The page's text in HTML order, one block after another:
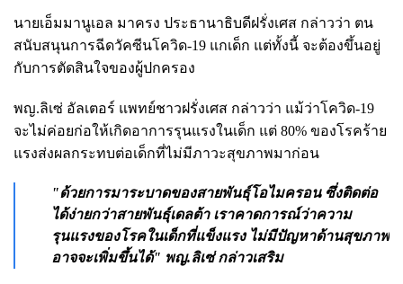
นายเอ็มมานูเอล มาครง ประธานาธิบดีฝรั่งเศส กล่าวว่า ตน
สนับสนุนการฉีดวัคซีนโควิด-19 แกเด็ก แต่ทั้งนี้ จะต้องขึ้นอยู่
กับการตัดสินใจของผู้ปกครอง
พญ.ลิเซ่ อัลเตอร์ แพทย์ชาวฝรั่งเศส กล่าวว่า แม้ว่าโควิด-19
จะไม่ค่อยก่อให้เกิดอาการรุนแรงในเด็ก แต่ 80% ของโรคร้าย
แรงส่งผลกระทบต่อเด็กที่ไม่มีภาวะสุขภาพมาก่อน
"ด้วยการมาระบาดของสายพันธุ์โอไมครอน ซึ่งติดต่อ
ได้ง่ายกว่าสายพันธุ์เดลต้า เราคาดการณ์ว่าความ
รุนแรงของโรคในเด็กที่แข็งแรง ไม่มีปัญหาด้านสุขภาพ
อาจจะเพิ่มขึ้นได้" พญ.ลิเซ่ กล่าวเสริม